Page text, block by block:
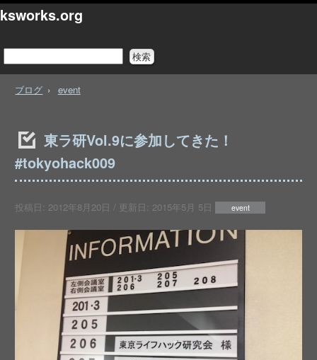
ksworks.org
ブログ event
東ラ研Vol.9に参加してきた！
#tokyohack009
投稿日: 2012年8月20日 / 更新日: 2015年5月 5日 event